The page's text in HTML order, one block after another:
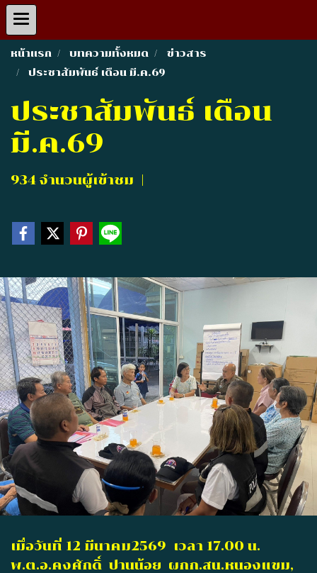
หน้าแรก บทความทั้งหมด
ข่าวสาร
ประชาสัมพันธ์ เดือน มี.ค.69
ประชาสัมพันธ์ เดือน
มี.ค.69
934 จำนวนผู้เข้าชม
เมื่อวันที่ 12 มีนาคม2569 เวลา 17.00 น.
พ.ต.อ.คงศักดิ์ ปานน้อย ผกก.สน.หนองแขม,